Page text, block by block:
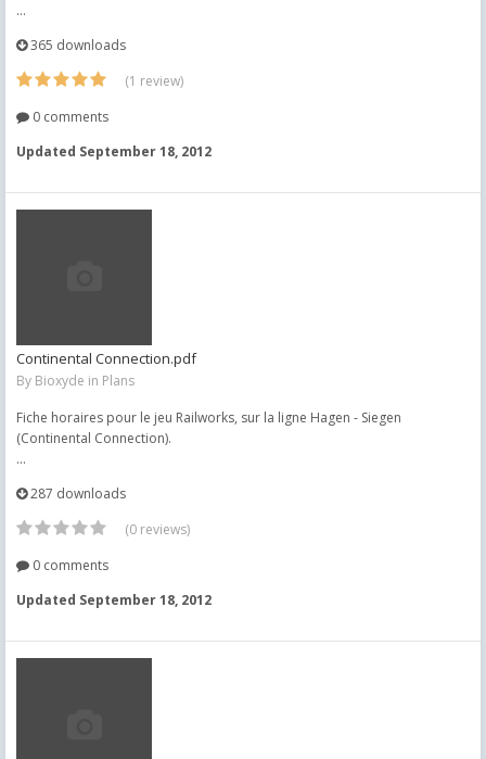
...
365 downloads
(1 review)
0 comments
Updated September 18, 2012
Continental Connection.pdf
By Bioxyde in Plans
Fiche horaires pour le jeu Railworks, sur la ligne Hagen - Siegen
(Continental Connection).
...
287 downloads
(0 reviews)
0 comments
Updated September 18, 2012